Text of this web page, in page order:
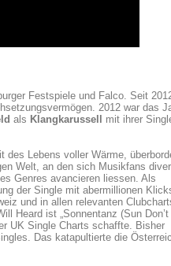
Festspiele und Falco. Seit
2012 war das
als Klangkarussell mit ihrer
Lebens voller Wärme,
Welt, an den sich Musikfans
Genres avancieren liessen. Als
der Single mit abermillionen
und in allen relevanten
Heard ist „Sonnentanz (Sun Don’t
UK Single Charts schaffte. Bisher
Das katapultierte die